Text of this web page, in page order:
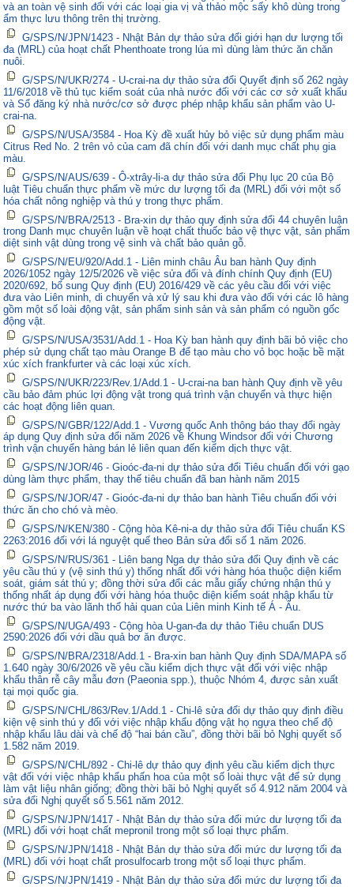
và an toàn vệ sinh đối với các loại gia vị và thảo mộc sấy khô dùng trong
ẩm thực lưu thông trên thị trường.
G/SPS/N/JPN/1423 - Nhật Bản dự thảo sửa đổi giới hạn dư lượng tối
đa (MRL) của hoạt chất Phenthoate trong lúa mì dùng làm thức ăn chăn
nuôi.
G/SPS/N/UKR/274 - U-crai-na dự thảo sửa đổi Quyết định số 262 ngày
11/6/2018 về thủ tục kiểm soát của nhà nước đối với các cơ sở xuất khẩu
và Sổ đăng ký nhà nước/cơ sở được phép nhập khẩu sản phẩm vào U-
crai-na.
G/SPS/N/USA/3584 - Hoa Kỳ đề xuất hủy bỏ việc sử dụng phẩm màu
Citrus Red No. 2 trên vỏ của cam đã chín đối với danh mục chất phụ gia
màu.
G/SPS/N/AUS/639 - Ô-xtrây-li-a dự thảo sửa đổi Phụ lục 20 của Bộ
luật Tiêu chuẩn thực phẩm về mức dư lượng tối đa (MRL) đối với một số
hóa chất nông nghiệp và thú y trong thực phẩm.
G/SPS/N/BRA/2513 - Bra-xin dự thảo quy định sửa đổi 44 chuyên luận
trong Danh mục chuyên luận về hoạt chất thuốc bảo vệ thực vật, sản phẩm
diệt sinh vật dùng trong vệ sinh và chất bảo quản gỗ.
G/SPS/N/EU/920/Add.1 - Liên minh châu Âu ban hành Quy định
2026/1052 ngày 12/5/2026 về việc sửa đổi và đính chính Quy định (EU)
2020/692, bổ sung Quy định (EU) 2016/429 về các yêu cầu đối với việc
đưa vào Liên minh, di chuyển và xử lý sau khi đưa vào đối với các lô hàng
gồm một số loài động vật, sản phẩm sinh sản và sản phẩm có nguồn gốc
động vật.
G/SPS/N/USA/3531/Add.1 - Hoa Kỳ ban hành quy định bãi bỏ việc cho
phép sử dụng chất tạo màu Orange B để tạo màu cho vỏ bọc hoặc bề mặt
xúc xích frankfurter và các loại xúc xích.
G/SPS/N/UKR/223/Rev.1/Add.1 - U-crai-na ban hành Quy định về yêu
cầu bảo đảm phúc lợi động vật trong quá trình vận chuyển và thực hiện
các hoạt động liên quan.
G/SPS/N/GBR/122/Add.1 - Vương quốc Anh thông báo thay đổi ngày
áp dụng Quy định sửa đổi năm 2026 về Khung Windsor đối với Chương
trình vận chuyển hàng bán lẻ liên quan đến kiểm dịch thực vật.
G/SPS/N/JOR/46 - Gioóc-đa-ni dự thảo sửa đổi Tiêu chuẩn đối với gạo
dùng làm thực phẩm, thay thế tiêu chuẩn đã ban hành năm 2015
G/SPS/N/JOR/47 - Gioóc-đa-ni dự thảo ban hành Tiêu chuẩn đối với
thức ăn cho chó và mèo.
G/SPS/N/KEN/380 - Cộng hòa Kê-ni-a dự thảo sửa đổi Tiêu chuẩn KS
2263:2016 đối với lá nguyệt quế theo Bản sửa đổi số 1 năm 2026.
G/SPS/N/RUS/361 - Liên bang Nga dự thảo sửa đổi Quy định về các
yêu cầu thú y (vệ sinh thú y) thống nhất đối với hàng hóa thuộc diện kiểm
soát, giám sát thú y; đồng thời sửa đổi các mẫu giấy chứng nhận thú y
thống nhất áp dụng đối với hàng hóa thuộc diện kiểm soát nhập khẩu từ
nước thứ ba vào lãnh thổ hải quan của Liên minh Kinh tế Á - Âu.
G/SPS/N/UGA/493 - Cộng hòa U-gan-đa dự thảo Tiêu chuẩn DUS
2590:2026 đối với dầu quả bơ ăn được.
G/SPS/N/BRA/2318/Add.1 - Bra-xin ban hành Quy định SDA/MAPA số
1.640 ngày 30/6/2026 về yêu cầu kiểm dịch thực vật đối với việc nhập
khẩu thân rễ cây mẫu đơn (Paeonia spp.), thuộc Nhóm 4, được sản xuất
tại mọi quốc gia.
G/SPS/N/CHL/863/Rev.1/Add.1 - Chi-lê sửa đổi dự thảo quy định điều
kiện vệ sinh thú y đối với việc nhập khẩu động vật họ ngựa theo chế độ
nhập khẩu lâu dài và chế độ “hai bán cầu”, đồng thời bãi bỏ Nghị quyết số
1.582 năm 2019.
G/SPS/N/CHL/892 - Chi-lê dự thảo quy định yêu cầu kiểm dịch thực
vật đối với việc nhập khẩu phấn hoa của một số loài thực vật để sử dụng
làm vật liệu nhân giống; đồng thời bãi bỏ Nghị quyết số 4.912 năm 2004 và
sửa đổi Nghị quyết số 5.561 năm 2012.
G/SPS/N/JPN/1417 - Nhật Bản dự thảo sửa đổi mức dư lượng tối đa
(MRL) đối với hoạt chất mepronil trong một số loại thực phẩm.
G/SPS/N/JPN/1418 - Nhật Bản dự thảo sửa đổi mức dư lượng tối đa
(MRL) đối với hoạt chất prosulfocarb trong một số loại thực phẩm.
G/SPS/N/JPN/1419 - Nhật Bản dự thảo sửa đổi mức dư lượng tối đa